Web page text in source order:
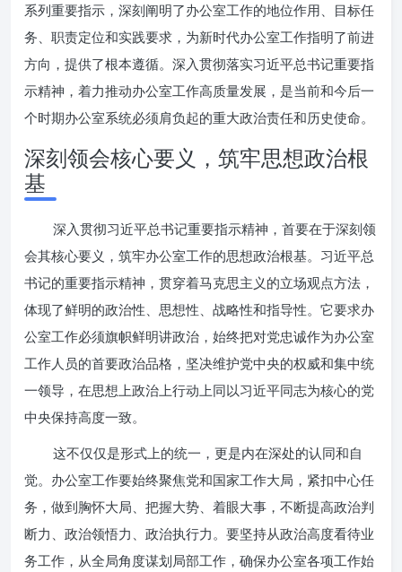
系列重要指示，深刻阐明了办公室工作的地位作用、目标任
务、职责定位和实践要求，为新时代办公室工作指明了前进
方向，提供了根本遵循。深入贯彻落实习近平总书记重要指
示精神，着力推动办公室工作高质量发展，是当前和今后一
个时期办公室系统必须肩负起的重大政治责任和历史使命。
深刻领会核心要义，筑牢思想政治根
基
深入贯彻习近平总书记重要指示精神，首要在于深刻领
会其核心要义，筑牢办公室工作的思想政治根基。习近平总
书记的重要指示精神，贯穿着马克思主义的立场观点方法，
体现了鲜明的政治性、思想性、战略性和指导性。它要求办
公室工作必须旗帜鲜明讲政治，始终把对党忠诚作为办公室
工作人员的首要政治品格，坚决维护党中央的权威和集中统
一领导，在思想上政治上行动上同以习近平同志为核心的党
中央保持高度一致。
这不仅仅是形式上的统一，更是内在深处的认同和自
觉。办公室工作要始终聚焦党和国家工作大局，紧扣中心任
务，做到胸怀大局、把握大势、着眼大事，不断提高政治判
断力、政治领悟力、政治执行力。要坚持从政治高度看待业
务工作，从全局角度谋划局部工作，确保办公室各项工作始